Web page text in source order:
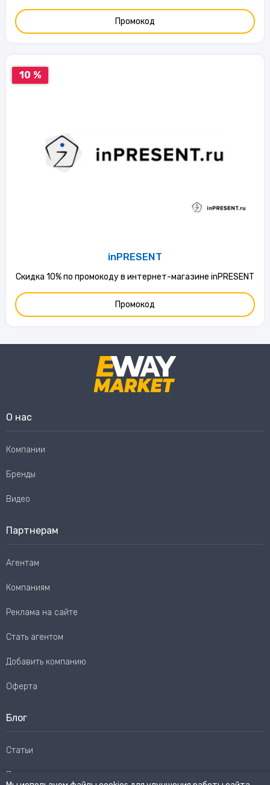
Промокод
10 %
inPRESENT
Скидка 10% по промокоду в интернет-магазине inPRESENT
Промокод
О нас
Компании
Бренды
Видео
Партнерам
Агентам
Компаниям
Реклама на сайте
Стать агентом
Добавить компанию
Оферта
Блог
Статьи
Пользовательское соглашение